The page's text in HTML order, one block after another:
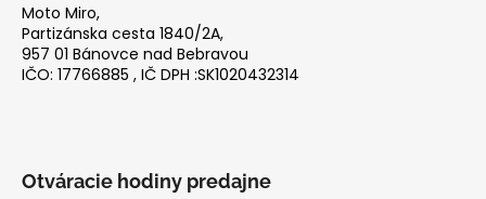
Moto Miro,
Partizánska cesta 1840/2A,
957 01 Bánovce nad Bebravou
IČO: 17766885 , IČ DPH :SK1020432314
Otváracie hodiny predajne